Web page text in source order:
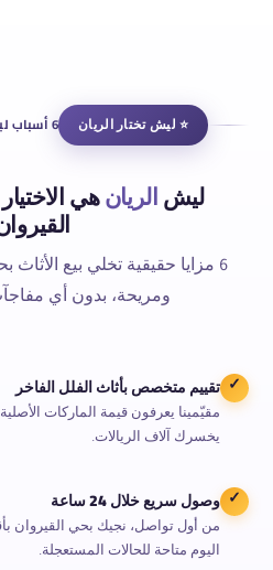
⭐ ليش تختار الريان 6 أسباب لبيع أثاث فيلتك بالقيروان لنا
ليشالريانهي
6 مزايا حقيقية تخلي بيع
ومريحة، بدون أي
✓ تقييم متخصص بأثاث الفلل الفاخر
مقيّمينا يعرفون قيمة الماركات
يخسرك آلاف الريالات.
✓ وصول سريع خلال 24 ساعة
من أول تواصل، نجيك بحي القيروان
اليوم متاحة للحالات المستعجلة.